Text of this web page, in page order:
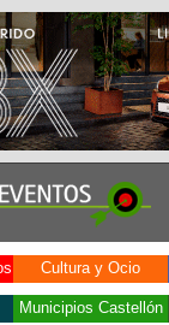
Cultura y Ocio
Municipios Castellón